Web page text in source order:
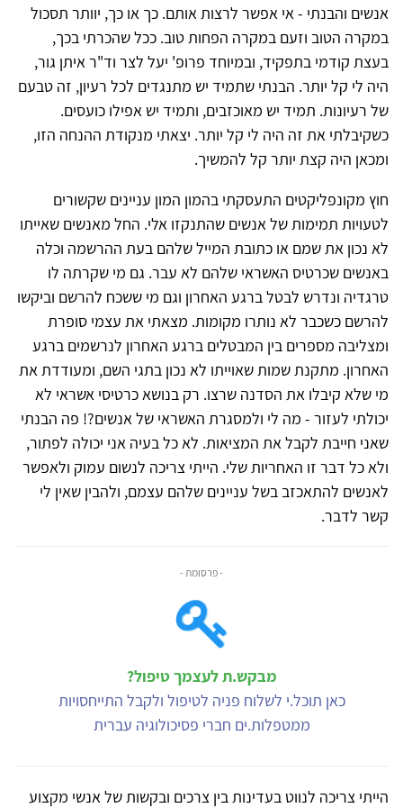
אנשים והבנתי - אי אפשר לרצות אותם. כך או כך, יוותר תסכול
במקרה הטוב וזעם במקרה הפחות טוב. ככל שהכרתי בכך,
בעצת קודמי בתפקיד, ובמיוחד פרופ' יעל לצר וד"ר איתן גור,
היה לי קל יותר. הבנתי שתמיד יש מתנגדים לכל רעיון, זה טבעם
של רעיונות. תמיד יש מאוכזבים, ותמיד יש אפילו כועסים.
כשקיבלתי את זה היה לי קל יותר. יצאתי מנקודת ההנחה הזו,
ומכאן היה קצת יותר קל להמשיך.
חוץ מקונפליקטים התעסקתי בהמון המון עניינים שקשורים
לטעויות תמימות של אנשים שהתנקזו אלי. החל מאנשים שאייתו
לא נכון את שמם או כתובת המייל שלהם בעת ההרשמה וכלה
באנשים שכרטיס האשראי שלהם לא עבר. גם מי שקרתה לו
טרגדיה ונדרש לבטל ברגע האחרון וגם מי ששכח להרשם וביקשו
להרשם כשכבר לא נותרו מקומות. מצאתי את עצמי סופרת
ומצליבה מספרים בין המבטלים ברגע האחרון לנרשמים ברגע
האחרון. מתקנת שמות שאוייתו לא נכון בתגי השם, ומעודדת את
מי שלא קיבלו את הסדנה שרצו. רק בנושא כרטיסי אשראי לא
יכולתי לעזור - מה לי ולמסגרת האשראי של אנשים?! פה הבנתי
שאני חייבת לקבל את המציאות. לא כל בעיה אני יכולה לפתור,
ולא כל דבר זו האחריות שלי. הייתי צריכה לנשום עמוק ולאפשר
לאנשים להתאכזב בשל עניינים שלהם עצמם, ולהבין שאין לי
קשר לדבר.
- פרסומת -
מבקש.ת לעצמך טיפול?
כאן תוכל.י לשלוח פניה לטיפול ולקבל התייחסויות
ממטפלות.ים חברי פסיכולוגיה עברית
הייתי צריכה לנווט בעדינות בין צרכים ובקשות של אנשי מקצוע